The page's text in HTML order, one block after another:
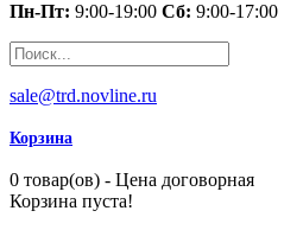
Пн-Пт: 9:00-19:00 Сб: 9:00-17:00
sale@trd.novline.ru
Корзина
0 товар(ов) - Цена договорная
Корзина пуста!